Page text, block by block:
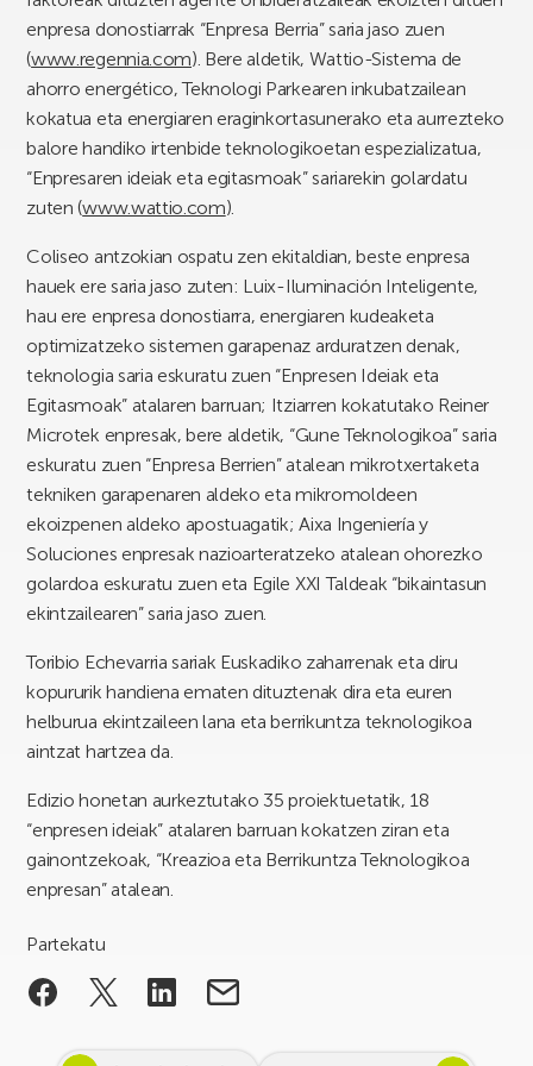
enpresa donostiarrak “Enpresa Berria” saria jaso zuen
(www.regennia.com). Bere aldetik, Wattio-Sistema de
ahorro energético, Teknologi Parkearen inkubatzailean
kokatua eta energiaren eraginkortasunerako eta aurrezteko
balore handiko irtenbide teknologikoetan espezializatua,
“Enpresaren ideiak eta egitasmoak” sariarekin golardatu
zuten (www.wattio.com).
Coliseo antzokian ospatu zen ekitaldian, beste enpresa
hauek ere saria jaso zuten: Luix-Iluminación Inteligente,
hau ere enpresa donostiarra, energiaren kudeaketa
optimizatzeko sistemen garapenaz arduratzen denak,
teknologia saria eskuratu zuen “Enpresen Ideiak eta
Egitasmoak” atalaren barruan; Itziarren kokatutako Reiner
Microtek enpresak, bere aldetik, “Gune Teknologikoa” saria
eskuratu zuen “Enpresa Berrien” atalean mikrotxertaketa
tekniken garapenaren aldeko eta mikromoldeen
ekoizpenen aldeko apostuagatik; Aixa Ingeniería y
Soluciones enpresak nazioarteratzeko atalean ohorezko
golardoa eskuratu zuen eta Egile XXI Taldeak “bikaintasun
ekintzailearen” saria jaso zuen.
Toribio Echevarria sariak Euskadiko zaharrenak eta diru
kopururik handiena ematen dituztenak dira eta euren
helburua ekintzaileen lana eta berrikuntza teknologikoa
aintzat hartzea da.
Edizio honetan aurkeztutako 35 proiektuetatik, 18
“enpresen ideiak” atalaren barruan kokatzen ziran eta
gainontzekoak, “Kreazioa eta Berrikuntza Teknologikoa
enpresan” atalean.
Partekatu